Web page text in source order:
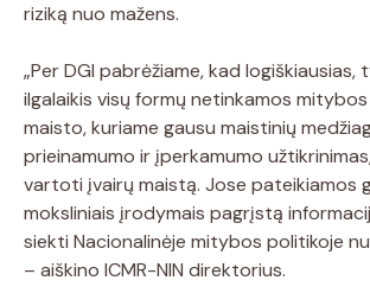
riziką nuo mažens.
„Per DGI pabrėžiame, kad logiškiausias,
ilgalaikis visų formų netinkamos
maisto, kuriame gausu maistinių
prieinamumo ir įperkamumo
vartoti įvairų maistą. Jose pateikiamos
moksliniais įrodymais pagrįstą
siekti Nacionalinėje mitybos politikoje
– aiškino ICMR-NIN direktorius.